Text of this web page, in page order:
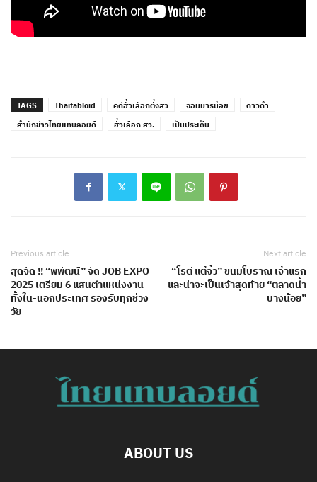
TAGS Thaitabloid คดีฮั้วเลือกตั้งสว จอมมารน้อย
ดาวดำ
สำนักข่าวไทยแทบลอยด์
ฮั้วเลือก สว. เป็นประเด็น
Previous article
สุดจัด !! “พิพัฒน์” จัด JOB EXPO
2025 เตรียม 6 แสนตำแหน่งงาน
ทั้งใน-นอกประเทศ รองรับทุกช่วง
วัย
Next article
“โรตี แต้จิ๋ว” ขนมโบราณ เจ้าแรก
และน่าจะเป็นเจ้าสุดท้าย “ตลาดน้ำ
บางน้อย”
ABOUT US